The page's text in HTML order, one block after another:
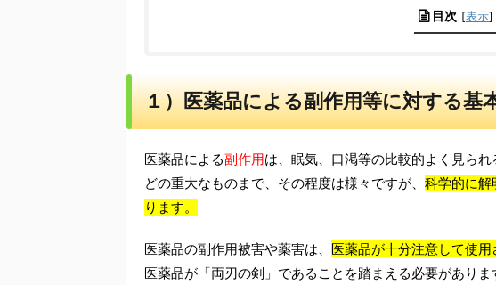
目次 [表示]
１）医薬品による副作用等に対する基
医薬品による副作用は、眠気、口渇等の比較的よく見ら
どの重大なものまで、その程度は様々ですが、 科学的に解
ります。
医薬品の副作用被害や薬害は、 医薬品が十分注意して使
医薬品が「両刃の剣」であることを踏まえる必要がありま